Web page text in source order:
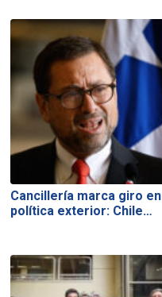
Cancillería marca giro en
política exterior: Chile…